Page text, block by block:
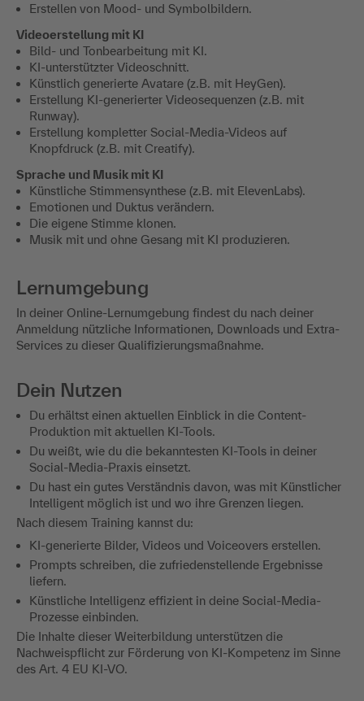
Erstellen von Mood- und Symbolbildern.
Videoerstellung mit KI
Bild- und Tonbearbeitung mit KI.
KI-unterstützter Videoschnitt.
Künstlich generierte Avatare (z.B. mit HeyGen).
Erstellung KI-generierter Videosequenzen (z.B. mit
Runway).
Erstellung kompletter Social-Media-Videos auf
Knopfdruck (z.B. mit Creatify).
Sprache und Musik mit KI
Künstliche Stimmensynthese (z.B. mit ElevenLabs).
Emotionen und Duktus verändern.
Die eigene Stimme klonen.
Musik mit und ohne Gesang mit KI produzieren.
Lernumgebung
In deiner Online-Lernumgebung findest du nach deiner
Anmeldung nützliche Informationen, Downloads und Extra-
Services zu dieser Qualifizierungsmaßnahme.
Dein Nutzen
Du erhältst einen aktuellen Einblick in die Content-
Produktion mit aktuellen KI-Tools.
Du weißt, wie du die bekanntesten KI-Tools in deiner
Social-Media-Praxis einsetzt.
Du hast ein gutes Verständnis davon, was mit Künstlicher
Intelligent möglich ist und wo ihre Grenzen liegen.
Nach diesem Training kannst du:
KI-generierte Bilder, Videos und Voiceovers erstellen.
Prompts schreiben, die zufriedenstellende Ergebnisse
liefern.
Künstliche Intelligenz effizient in deine Social-Media-
Prozesse einbinden.
Die Inhalte dieser Weiterbildung unterstützen die
Nachweispflicht zur Förderung von KI-Kompetenz im Sinne
des Art. 4 EU KI-VO.